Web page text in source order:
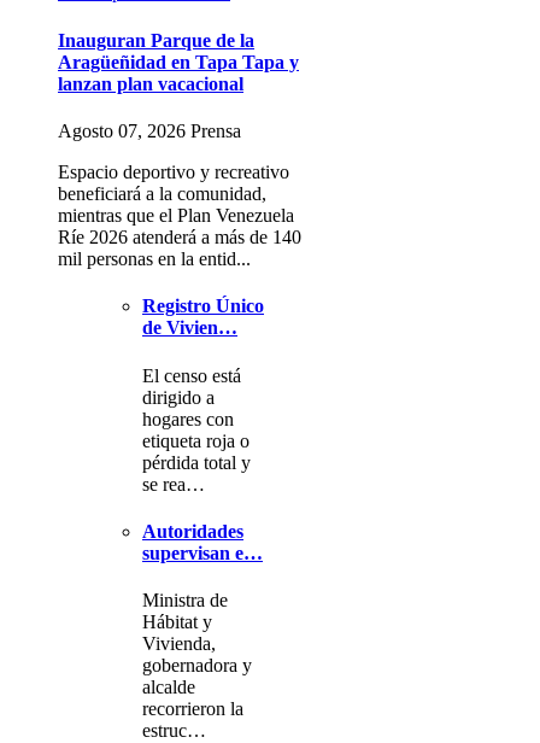
Inauguran Parque de la
Aragüeñidad en Tapa Tapa y
lanzan plan vacacional
Agosto 07, 2026 Prensa
Espacio deportivo y recreativo
beneficiará a la comunidad,
mientras que el Plan Venezuela
Ríe 2026 atenderá a más de 140
mil personas en la entid...
Registro Único
de Vivien…
El censo está
dirigido a
hogares con
etiqueta roja o
pérdida total y
se rea…
Autoridades
supervisan e…
Ministra de
Hábitat y
Vivienda,
gobernadora y
alcalde
recorrieron la
estruc…